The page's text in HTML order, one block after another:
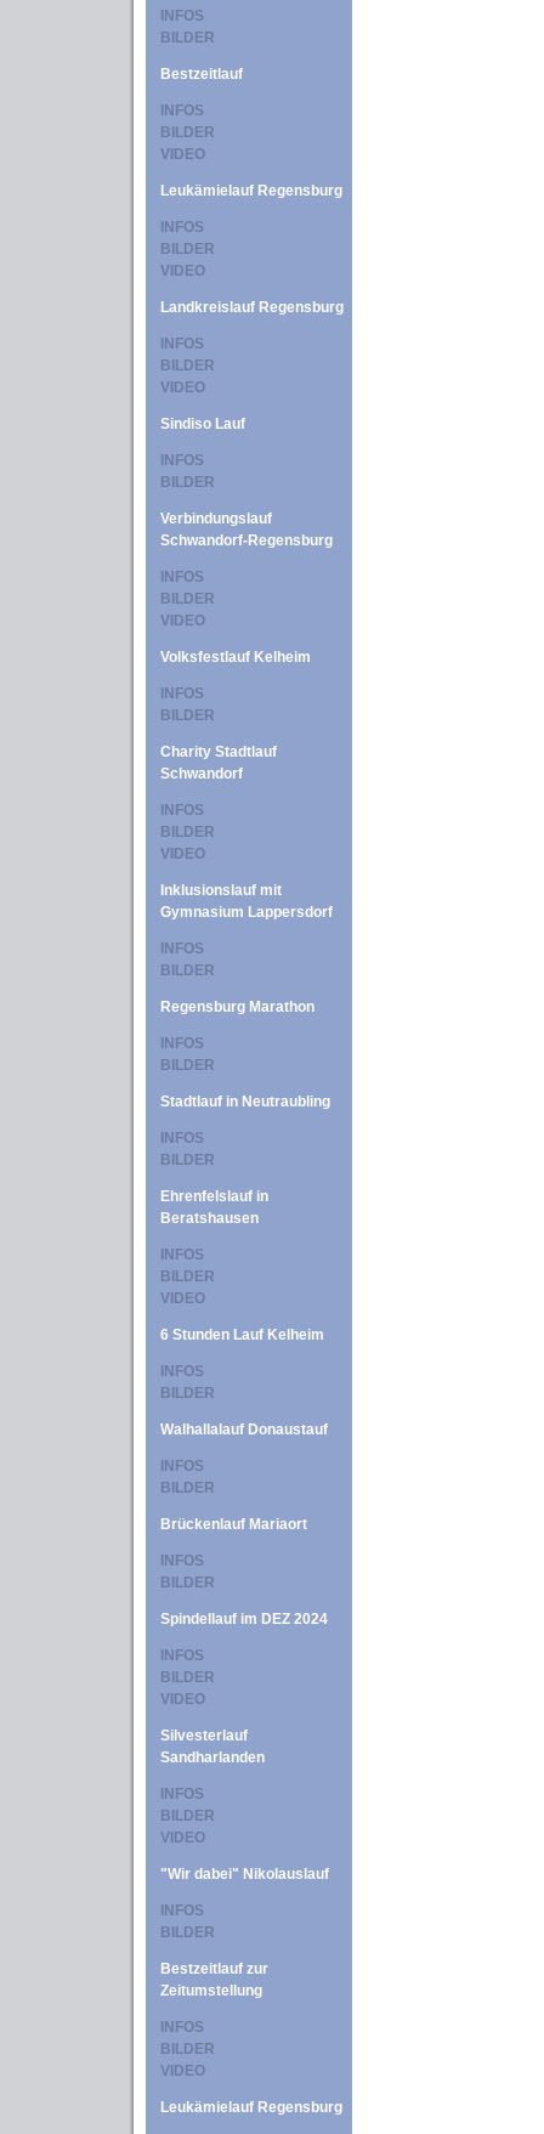
INFOS
BILDER
Bestzeitlauf
INFOS
BILDER
VIDEO
Leukämielauf Regensburg
INFOS
BILDER
VIDEO
Landkreislauf Regensburg
INFOS
BILDER
VIDEO
Sindiso Lauf
INFOS
BILDER
Verbindungslauf
Schwandorf-Regensburg
INFOS
BILDER
VIDEO
Volksfestlauf Kelheim
INFOS
BILDER
Charity Stadtlauf
Schwandorf
INFOS
BILDER
VIDEO
Inklusionslauf mit
Gymnasium Lappersdorf
INFOS
BILDER
Regensburg Marathon
INFOS
BILDER
Stadtlauf in Neutraubling
INFOS
BILDER
Ehrenfelslauf in
Beratshausen
INFOS
BILDER
VIDEO
6 Stunden Lauf Kelheim
INFOS
BILDER
Walhallalauf Donaustauf
INFOS
BILDER
Brückenlauf Mariaort
INFOS
BILDER
Spindellauf im DEZ 2024
INFOS
BILDER
VIDEO
Silvesterlauf
Sandharlanden
INFOS
BILDER
VIDEO
"Wir dabei" Nikolauslauf
INFOS
BILDER
Bestzeitlauf zur
Zeitumstellung
INFOS
BILDER
VIDEO
Leukämielauf Regensburg